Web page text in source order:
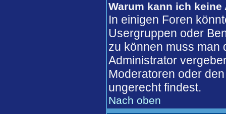
Warum kann ich
In einigen Foren
Usergruppen oder
zu können muss man
Administrator
Moderatoren oder
ungerecht findest.
Nach oben